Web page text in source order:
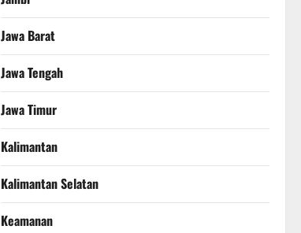
Jawa Barat
Jawa Tengah
Jawa Timur
Kalimantan
Kalimantan Selatan
Keamanan